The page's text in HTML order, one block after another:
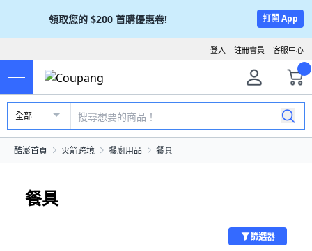
領取您的 $200 首購優惠卷! 打開 App
客服中心
註冊會員
登入
全部
酷澎首頁 火箭跨境 餐廚用品 餐具
餐具
篩選器